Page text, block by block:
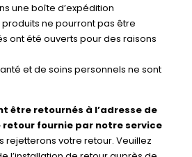
une boîte d’expédition
ne pourront pas être
ont été ouverts pour des raisons
et de soins personnels ne sont
être retournés à l’adresse de
retour fournie par notre service
rejetterons votre retour. Veuillez